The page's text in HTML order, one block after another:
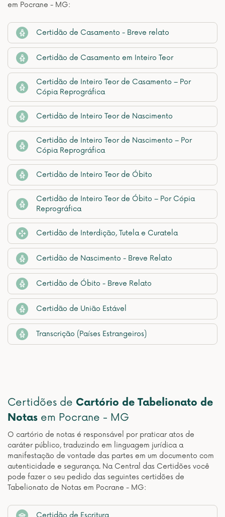
em Pocrane - MG:
Certidão de Casamento - Breve relato
Certidão de Casamento em Inteiro Teor
Certidão de Inteiro Teor de Casamento – Por
Cópia Reprográfica
Certidão de Inteiro Teor de Nascimento
Certidão de Inteiro Teor de Nascimento – Por
Cópia Reprográfica
Certidão de Inteiro Teor de Óbito
Certidão de Inteiro Teor de Óbito – Por Cópia
Reprográfica
Certidão de Interdição, Tutela e Curatela
Certidão de Nascimento - Breve Relato
Certidão de Óbito - Breve Relato
Certidão de União Estável
Transcrição (Países Estrangeiros)
Certidões de Cartório de Tabelionato de
Notas em Pocrane - MG
O cartório de notas é responsável por praticar atos de
caráter público, traduzindo em linguagem jurídica a
manifestação de vontade das partes em um documento com
autenticidade e segurança. Na Central das Certidões você
pode fazer o seu pedido das seguintes certidões de
Tabelionato de Notas em Pocrane - MG:
Certidão de Escritura